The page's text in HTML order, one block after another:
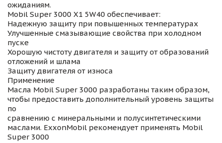
ожиданиям.
Mobil Super 3000 X1 5W40 обеспечивает:
Надежную защиту при повышенных температурах
Улучшенные смазывающие свойства при холодном
пуске
Хорошую чистоту двигателя и защиту от образований
отложений и шлама
Защиту двигателя от износа
Применение
Масла Mobil Super 3000 разработаны таким образом,
чтобы предоставить дополнительный уровень защиты
по
сравнению с минеральными и полусинтетическими
маслами. ExxonMobil рекомендует применять Mobil
Super 3000